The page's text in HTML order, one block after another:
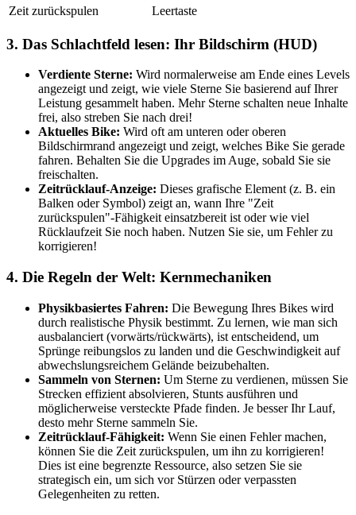
Zeit zurückspulen
Leertaste
3. Das Schlachtfeld lesen: Ihr Bildschirm (HUD)
Verdiente Sterne: Wird normalerweise am Ende eines Levels
angezeigt und zeigt, wie viele Sterne Sie basierend auf Ihrer
Leistung gesammelt haben. Mehr Sterne schalten neue Inhalte
frei, also streben Sie nach drei!
Aktuelles Bike: Wird oft am unteren oder oberen
Bildschirmrand angezeigt und zeigt, welches Bike Sie gerade
fahren. Behalten Sie die Upgrades im Auge, sobald Sie sie
freischalten.
Zeitrücklauf-Anzeige: Dieses grafische Element (z. B. ein
Balken oder Symbol) zeigt an, wann Ihre "Zeit
zurückspulen"-Fähigkeit einsatzbereit ist oder wie viel
Rücklaufzeit Sie noch haben. Nutzen Sie sie, um Fehler zu
korrigieren!
4. Die Regeln der Welt: Kernmechaniken
Physikbasiertes Fahren: Die Bewegung Ihres Bikes wird
durch realistische Physik bestimmt. Zu lernen, wie man sich
ausbalanciert (vorwärts/rückwärts), ist entscheidend, um
Sprünge reibungslos zu landen und die Geschwindigkeit auf
abwechslungsreichem Gelände beizubehalten.
Sammeln von Sternen: Um Sterne zu verdienen, müssen Sie
Strecken effizient absolvieren, Stunts ausführen und
möglicherweise versteckte Pfade finden. Je besser Ihr Lauf,
desto mehr Sterne sammeln Sie.
Zeitrücklauf-Fähigkeit: Wenn Sie einen Fehler machen,
können Sie die Zeit zurückspulen, um ihn zu korrigieren!
Dies ist eine begrenzte Ressource, also setzen Sie sie
strategisch ein, um sich vor Stürzen oder verpassten
Gelegenheiten zu retten.